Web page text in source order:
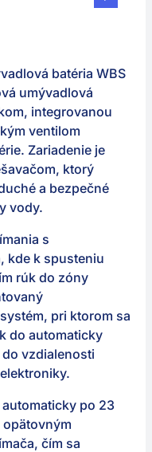
batéria WBS
umývadlová
integrovanou
ventilom
Zariadenie je
ktorý
a bezpečné
vody.
s
kde k spusteniu
rúk do zóny
pri ktorom sa
do automaticky
vzdialenosti
po 23
čím sa